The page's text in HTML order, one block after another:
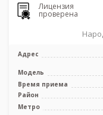
Лицензия
проверена
Адрес
Модель
Время приема
Район
Метро